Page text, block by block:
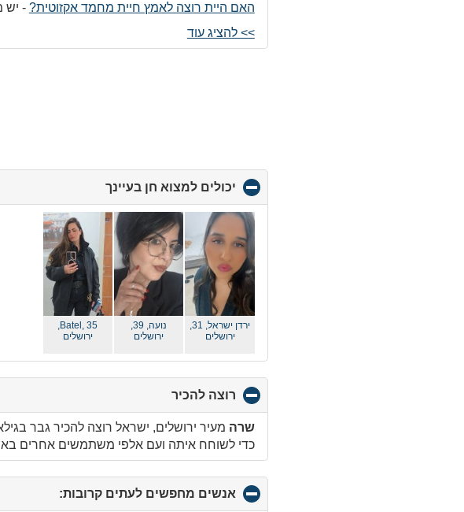
האם היית רוצה לאמץ חיית מחמד אקזוטית? - יש
>> להציג עוד
יכולים למצוא חן בעיינך
to
collapse
contents
ירדן ישראל, 31,
ירושלים
נועה, 39,
ירושלים
Batel, 35,
ירושלים
רוצה להכיר
to
collapse
contents
שרה מעיר ירושלים, ישראל רוצה להכיר גבר בגילאים 22 - 34
כדי לשוחח איתה ועם אלפי משתמשים אחרים
אנשים מחפשים לעתים קרובות:
to